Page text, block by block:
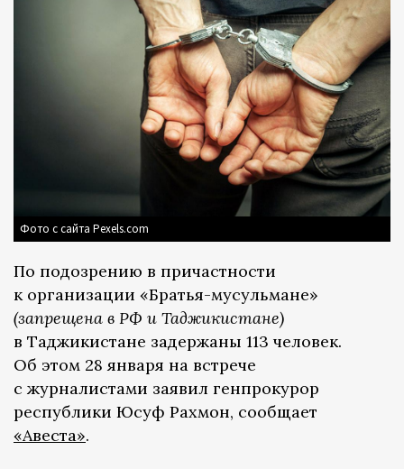
Фото с сайта Pexels.com
По подозрению в причастности
к организации «Братья-мусульмане»
(запрещена в РФ и Таджикистане)
в Таджикистане задержаны 113 человек.
Об этом 28 января на встрече
с журналистами заявил генпрокурор
республики Юсуф Рахмон, сообщает
«Авеста».